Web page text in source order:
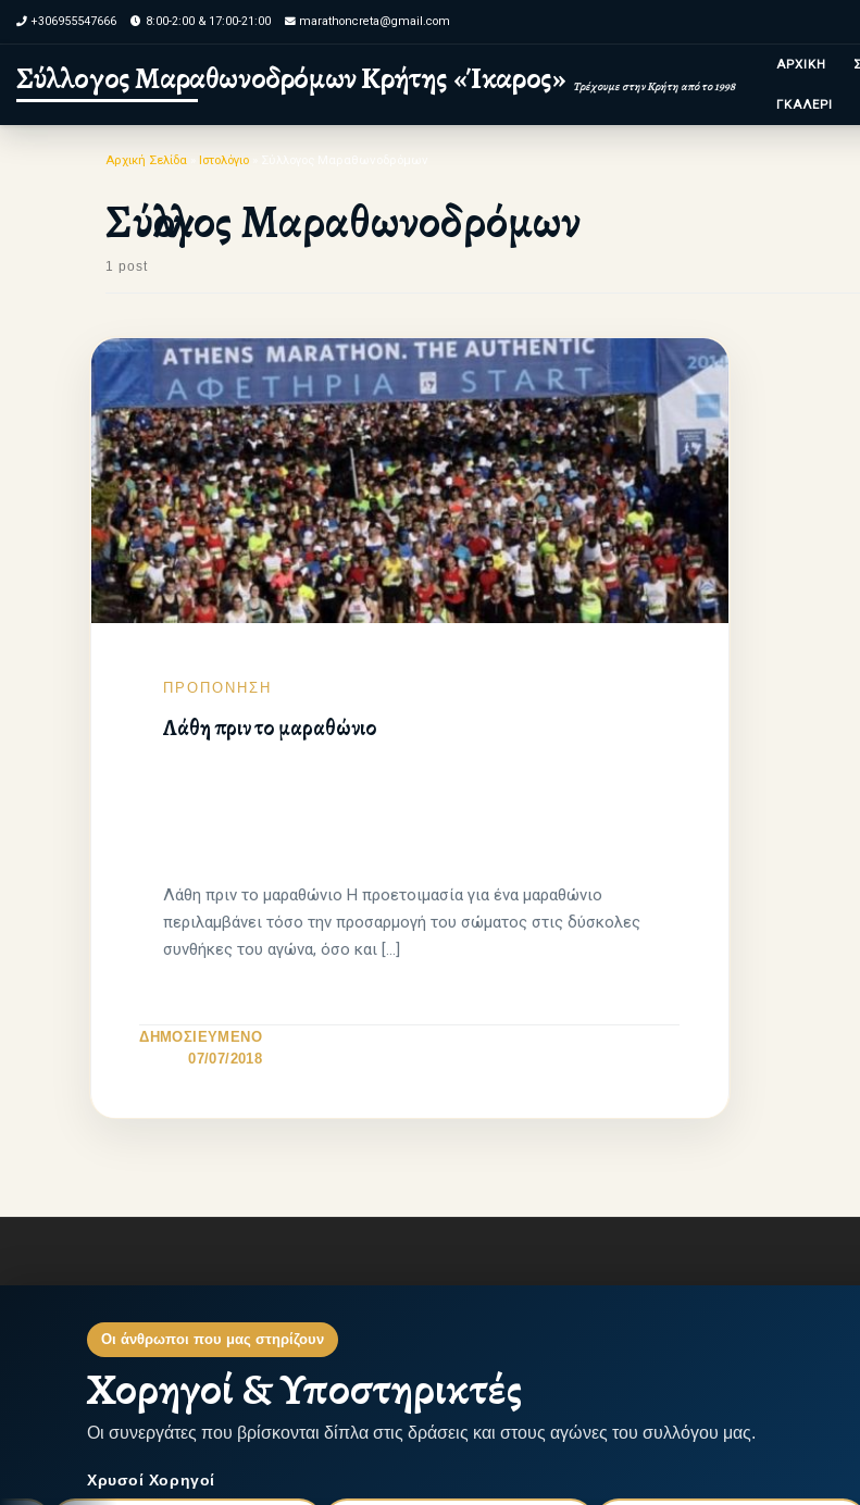
Skip to content
+306955547666 8:00-2:00 & 17:00-21:00 marathoncreta@gmail.com
Σύλλογος Μαραθωνοδρόμων Κρήτης «Ίκαρος» Τρέχουμε στην Κρήτη από το 1998
ΑΡΧΙΚΗ
ΓΚΑΛΕΡΙ
Αρχική Σελίδα Ιστολόγιο
Σύλλογος Μαραθωνοδρόμων
1 post
ΠΡΟΠΟΝΗΣΗ
Λάθη πριν το μαραθώνιο
Λάθη πριν το μαραθώνιο Η προετοιμασία για ένα μαραθώνιο
περιλαμβάνει τόσο την προσαρμογή του σώματος στις δύσκολες
συνθήκες του αγώνα, όσο και […]
ΔΗΜΟΣΙΕΥΜΕΝΟ
07/07/2018
Οι άνθρωποι που μας στηρίζουν
Χορηγοί & Υποστηρικτές
Οι συνεργάτες που βρίσκονται δίπλα στις δράσεις και στους αγώνες του συλλόγου μας.
Χρυσοί Χορηγοί